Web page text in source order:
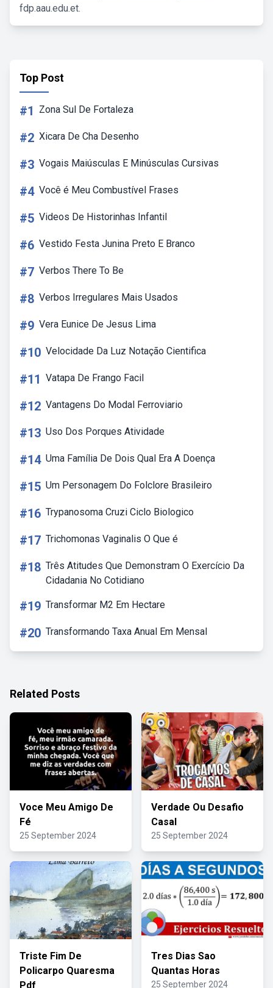
fdp.aau.edu.et.
Top Post
#1 Zona Sul De Fortaleza
#2 Xicara De Cha Desenho
#3 Vogais Maiúsculas E Minúsculas Cursivas
#4 Você é Meu Combustível Frases
#5 Videos De Historinhas Infantil
#6 Vestido Festa Junina Preto E Branco
#7 Verbos There To Be
#8 Verbos Irregulares Mais Usados
#9 Vera Eunice De Jesus Lima
#10 Velocidade Da Luz Notação Cientifica
#11 Vatapa De Frango Facil
#12 Vantagens Do Modal Ferroviario
#13 Uso Dos Porques Atividade
#14 Uma Família De Dois Qual Era A Doença
#15 Um Personagem Do Folclore Brasileiro
#16 Trypanosoma Cruzi Ciclo Biologico
#17 Trichomonas Vaginalis O Que é
#18 Três Atitudes Que Demonstram O Exercício Da
Cidadania No Cotidiano
#19 Transformar M2 Em Hectare
#20 Transformando Taxa Anual Em Mensal
Related Posts
Voce Meu Amigo De
Fé
25 September 2024
Verdade Ou Desafio
Casal
25 September 2024
Triste Fim De
Policarpo Quaresma
Pdf
Tres Dias Sao
Quantas Horas
25 September 2024